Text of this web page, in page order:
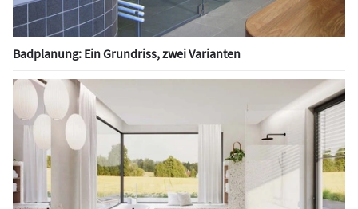
Badplanung: Ein Grundriss, zwei Varianten